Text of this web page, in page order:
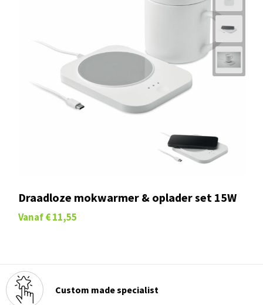
Draadloze mokwarmer & oplader set 15W
Vanaf € 11,55
Custom made specialist